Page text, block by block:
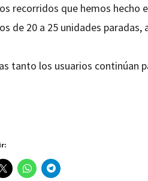
recorridos que hemos
de 20 a 25 unidades
tanto los usuarios continúan